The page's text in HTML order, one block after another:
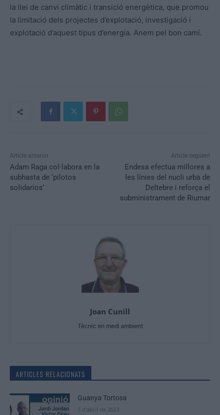
la llei de canvi climàtic i transició energètica, que promou
la limitació dels projectes d’explotació, investigació i
explotació d’aquest tipus d’energia. Anem pel bon camí.
Article anterior
Adam Raga col·labora en la
subhasta de ‘pilotos
solidarios’
Article següent
Endesa efectua millores a
les línies del nucli urbà de
Deltebre i reforça el
subministrament de Riumar
Joan Cunill
Tècnic en medi ambient
ARTICLES RELACIONATS
Guanya Tortosa
5 d'abril de 2023